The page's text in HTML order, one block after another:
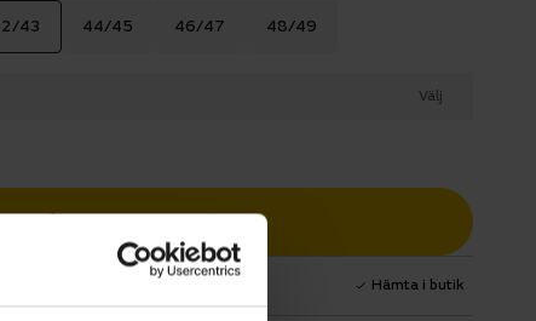
43 44/45 46/47 48/49
Välj
Lägg i varukorg
Hämta i butik